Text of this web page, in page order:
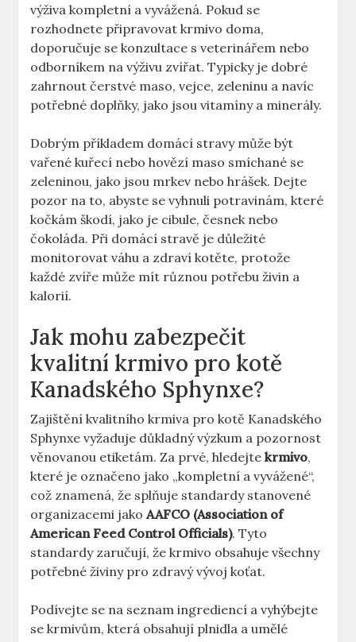
výživa kompletní a vyvážená. Pokud se
rozhodnete připravovat krmivo doma,
doporučuje se konzultace s veterinářem nebo
odborníkem na výživu zvířat. Typicky je dobré
zahrnout čerstvé maso, vejce, zeleninu a navíc
potřebné doplňky, jako jsou vitamíny a minerály.
Dobrým příkladem domácí stravy může být
vařené kuřecí nebo hovězí maso smíchané se
zeleninou, jako jsou mrkev nebo hrášek. Dejte
pozor na to, abyste se vyhnuli potravinám, které
kočkám škodí, jako je cibule, česnek nebo
čokoláda. Při domácí stravě je důležité
monitorovat váhu a zdraví kotěte, protože
každé zvíře může mít různou potřebu živin a
kalorií.
Jak mohu zabezpečit
kvalitní krmivo pro kotě
Kanadského Sphynxe?
Zajištění kvalitního krmiva pro kotě Kanadského
Sphynxe vyžaduje důkladný výzkum a pozornost
věnovanou etiketám. Za prvé, hledejtekrmivo,
které je označeno jako „kompletní a vyvážené“,
což znamená, že splňuje standardy stanovené
organizacemi jakoAAFCO (Association of
American Feed Control Officials). Tyto
standardy zaručují, že krmivo obsahuje všechny
potřebné živiny pro zdravý vývoj koťat.
Podívejte se na seznam ingrediencí a vyhýbejte
se krmivům, která obsahují plnidla a umělé